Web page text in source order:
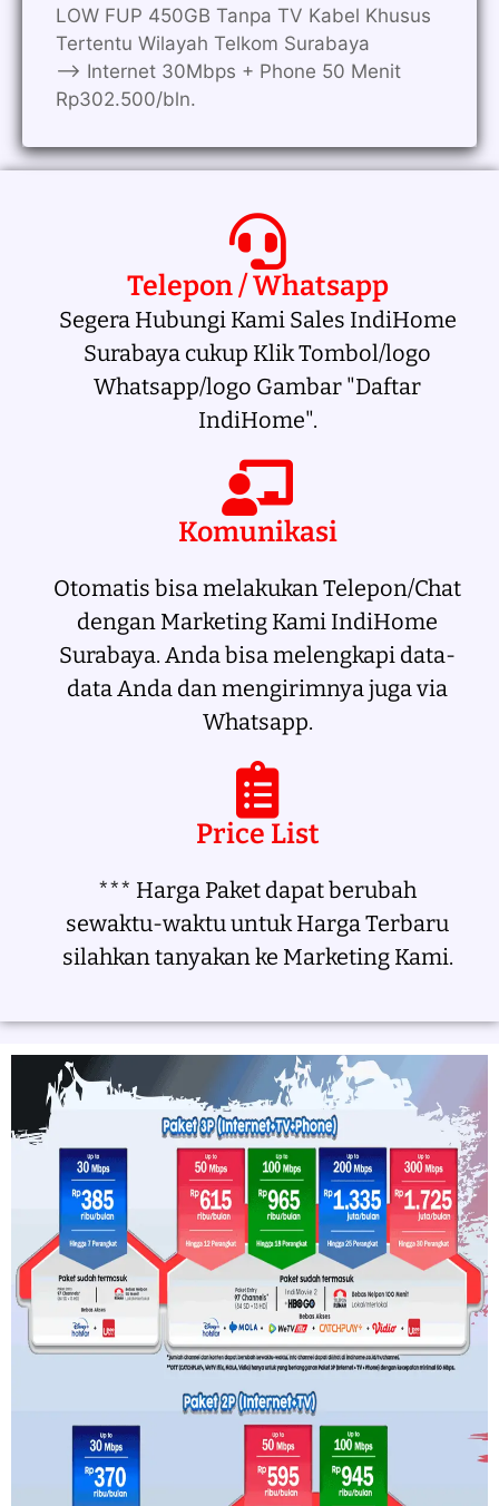
LOW FUP 450GB Tanpa TV Kabel Khusus
Tertentu Wilayah Telkom Surabaya
—> Internet 30Mbps + Phone 50 Menit
Rp302.500/bln.
Telepon / Whatsapp
Segera Hubungi Kami Sales IndiHome
Surabaya cukup Klik Tombol/logo
Whatsapp/logo Gambar "Daftar
IndiHome".
Komunikasi
Otomatis bisa melakukan Telepon/Chat
dengan Marketing Kami IndiHome
Surabaya. Anda bisa melengkapi data-
data Anda dan mengirimnya juga via
Whatsapp.
Price List
*** Harga Paket dapat berubah
sewaktu-waktu untuk Harga Terbaru
silahkan tanyakan ke Marketing Kami.